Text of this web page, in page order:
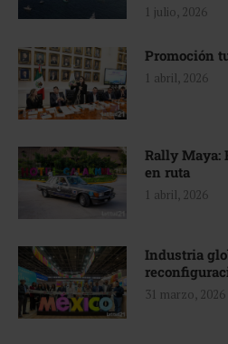
1 julio, 2026
Promoción
1 abril, 2026
Rally Maya:
en ruta
1 abril, 2026
Industria
31 marzo, 2026